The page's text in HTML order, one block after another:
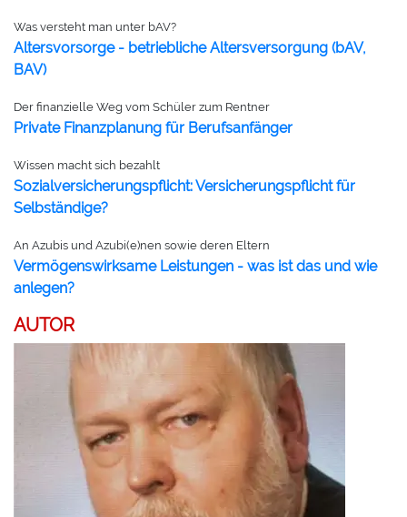
Was versteht man unter bAV?
Altersvorsorge - betriebliche Altersversorgung (bAV,
BAV)
Der finanzielle Weg vom Schüler zum Rentner
Private Finanzplanung für Berufsanfänger
Wissen macht sich bezahlt
Sozialversicherungspflicht: Versicherungspflicht für
Selbständige?
An Azubis und Azubi(e)nen sowie deren Eltern
Vermögenswirksame Leistungen - was ist das und wie
anlegen?
AUTOR